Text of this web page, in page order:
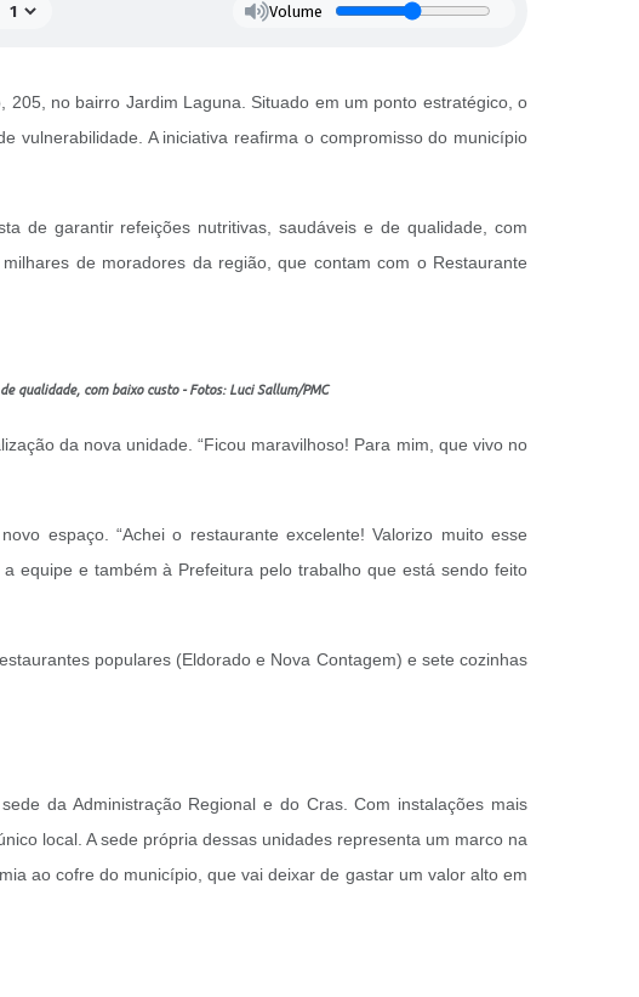
Volume
no bairro Jardim Laguna. Situado em um ponto estratégico, o
vulnerabilidade. A iniciativa reafirma o compromisso do município
de garantir refeições nutritivas, saudáveis e de qualidade, com
de moradores da região, que contam com o Restaurante
qualidade, com baixo custo - Fotos: Luci Sallum/PMC
da nova unidade. “Ficou maravilhoso! Para mim, que vivo no
espaço. “Achei o restaurante excelente! Valorizo muito esse
equipe e também à Prefeitura pelo trabalho que está sendo feito
populares (Eldorado e Nova Contagem) e sete cozinhas
da Administração Regional e do Cras. Com instalações mais
local. A sede própria dessas unidades representa um marco na
ao cofre do município, que vai deixar de gastar um valor alto em